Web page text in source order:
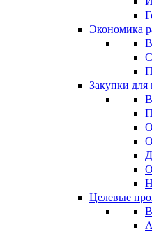
Экономика
Закупки
Целевые